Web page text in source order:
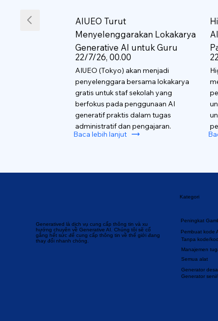
AIUEO Turut
Menyelenggarakan Lokakarya
Generative AI untuk Guru
22/7/26, 00.00
AIUEO (Tokyo) akan menjadi
penyelenggara bersama lokakarya
gratis untuk staf sekolah yang
berfokus pada penggunaan AI
generatif praktis dalam tugas
administratif dan pengajaran.
Baca lebih lanjut
Kategori
Peningkat
Pembuat kode
Manajemen
Tanpa kode/
Generator
Generator seni/
Semua alat
Generatived là dịch vụ cung cấp thông tin và xu
hướng chuyên về Generative AI. Chúng tôi sẽ cố
gắng hết sức để cung cấp thông tin về thế giới đang
thay đổi nhanh chóng.